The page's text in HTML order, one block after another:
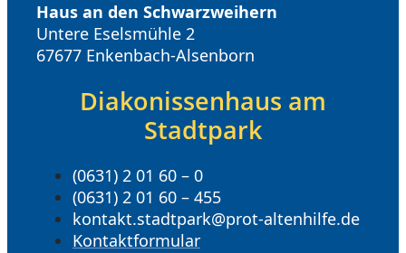
Haus an den Schwarzweihern
Untere Eselsmühle 2
67677 Enkenbach-Alsenborn
Diakonissenhaus am
Stadtpark
(0631) 2 01 60 – 0
(0631) 2 01 60 – 455
kontakt.stadtpark@prot-altenhilfe.de
Kontaktformular